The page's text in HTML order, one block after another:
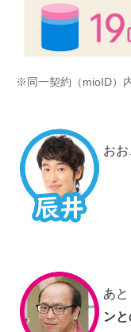
※同一契約（mioID）
おお
あと
ン